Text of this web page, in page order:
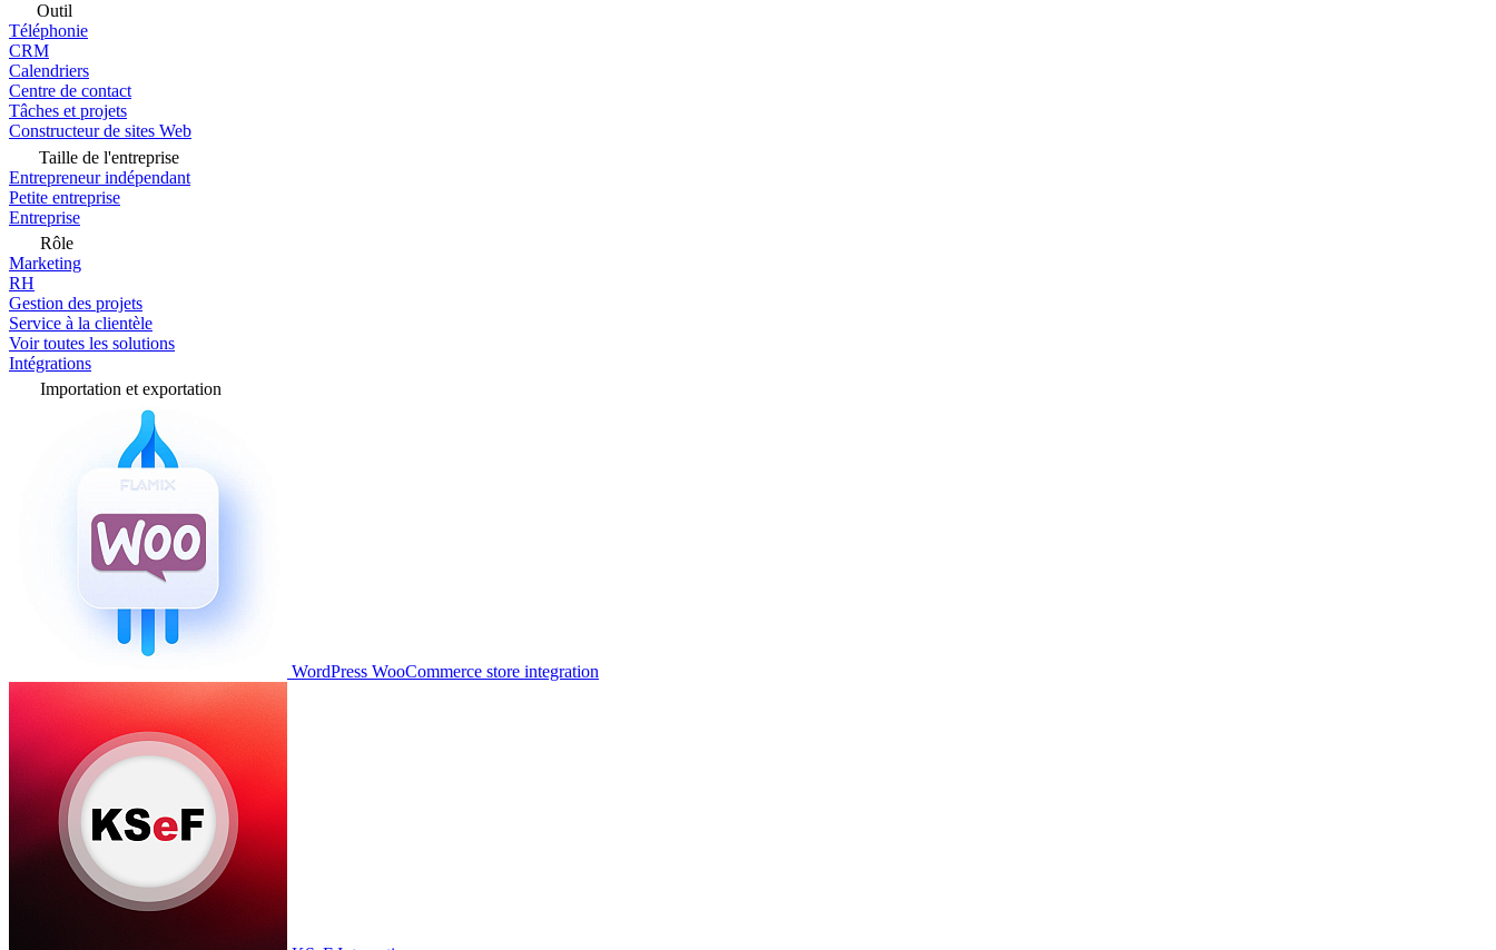
Outil
Téléphonie
CRM
Calendriers
Centre de contact
Tâches et projets
Constructeur de sites Web
Taille de l'entreprise
Entrepreneur indépendant
Petite entreprise
Entreprise
Rôle
Marketing
RH
Gestion des projets
Service à la clientèle
Voir toutes les solutions
Intégrations
Importation et exportation
WordPress WooCommerce store integration